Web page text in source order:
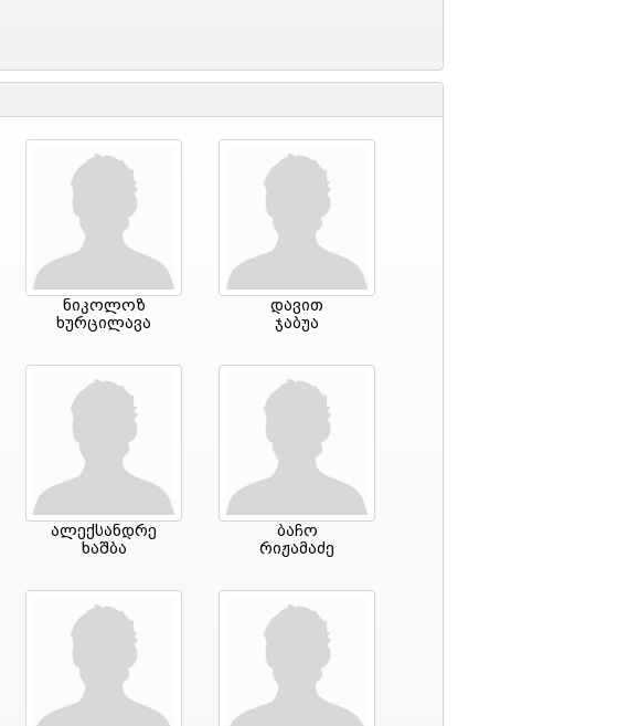
ნიკოლოზ
ხურცილავა
დავით
ჯაბუა
ალექსანდრე
ხაშბა
ბაჩო
რიჟამაძე